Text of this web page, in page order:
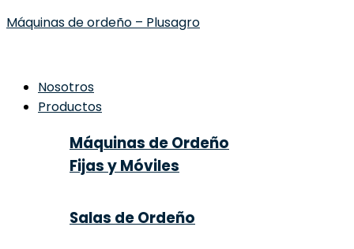
Máquinas de ordeño – Plusagro
Nosotros
Productos
Máquinas de Ordeño
Fijas y Móviles
Salas de Ordeño